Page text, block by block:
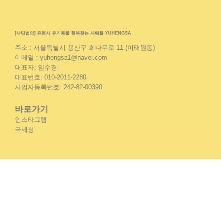
[사단법인] 유행사 유기동물 행복찾는 사람들 YUHENGSA
주소 : 서울특별시 용산구 회나무로 11 (이태원동)
이메일 : yuhengsa1@naver.com
대표자: 임수경
대표번호: 010-2011-2280
사업자등록번호: 242-82-00390
바로가기
인스타그램
국세청